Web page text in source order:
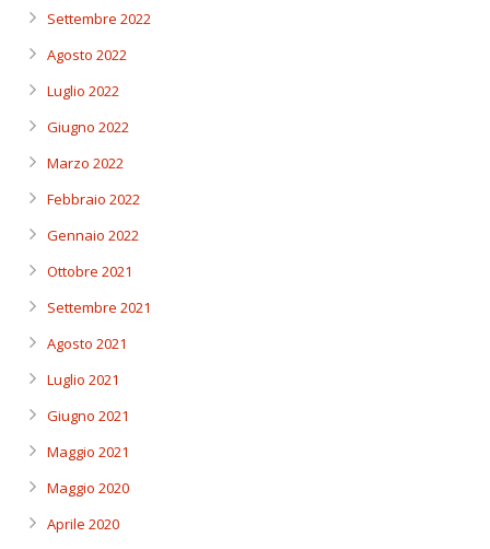
Settembre 2022
Agosto 2022
Luglio 2022
Giugno 2022
Marzo 2022
Febbraio 2022
Gennaio 2022
Ottobre 2021
Settembre 2021
Agosto 2021
Luglio 2021
Giugno 2021
Maggio 2021
Maggio 2020
Aprile 2020